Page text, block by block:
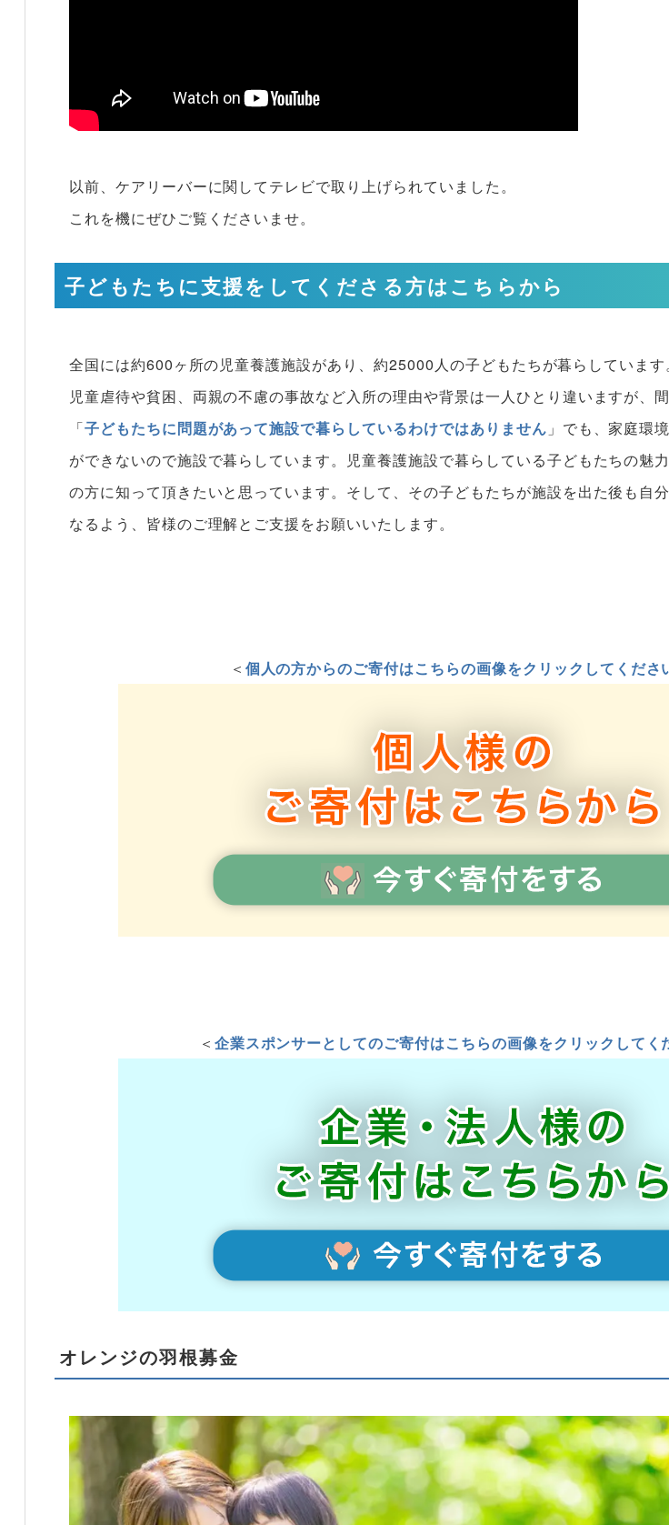
以前、ケアリーバーに関してテレビで取り上げられていました。
これを機にぜひご覧くださいませ。
子どもたちに支援をしてくださる方はこちらから
全国には約600ヶ所の児童養護施設があり、約25000人の子どもたちが暮らしています
児童虐待や貧困、両親の不慮の事故など入所の理由や背景は一人ひとり違いますが、
「子どもたちに問題があって施設で暮らしているわけではありません 」でも、家庭環
ができないので施設で暮らしています。児童養護施設で暮らしている子どもたちの魅
の方に知って頂きたいと思っています。そして、その子どもたちが施設を出た後も自
なるよう、皆様のご理解とご支援をお願いいたします。
＜ 個人の方からのご寄付はこちらの画像をクリックしてくださ
＜ 企業スポンサーとしてのご寄付はこちらの画像をクリックしてく
オレンジの羽根募金